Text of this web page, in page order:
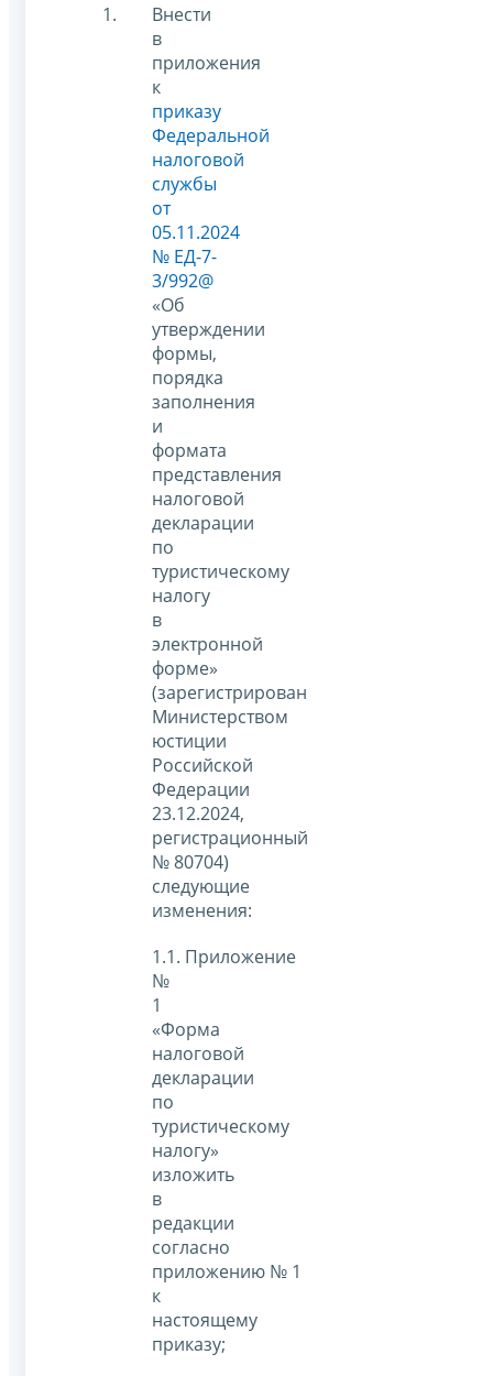
Внести
в
приложения
к
приказу
Федеральной
налоговой
службы
от
05.11.2024
№ ЕД-7-
3/992@
«Об
утверждении
формы,
порядка
заполнения
и
формата
представления
налоговой
декларации
по
туристическому
налогу
в
электронной
форме»
(зарегистрирован
Министерством
юстиции
Российской
Федерации
23.12.2024,
регистрационный
№ 80704)
следующие
изменения:
1.1. Приложение
№
1
«Форма
налоговой
декларации
по
туристическому
налогу»
изложить
в
редакции
согласно
приложению № 1
к
настоящему
приказу;